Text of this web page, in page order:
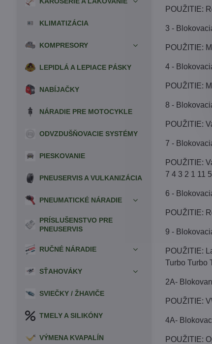
POUŽITIE:
3 -
POUŽITIE:
4 -
POUŽITIE:
8 -
POUŽITIE:
7 -
POUŽITIE:
7 4 3 2 1 11
6 -
POUŽITIE:
9 -
POUŽITIE:
Turbo Turbo
2A-
POUŽITIE:
4A-
POUŽITIE:
KLIMATIZÁCIA
KOMPRESORY
LEPIDLÁ A LEPIACE PÁSKY
NABÍJAČKY
NÁRADIE PRE MOTOCYKLE
ODVZDUŠŇOVACIE SYSTÉMY
PIESKOVANIE
PNEUSERVIS A VULKANIZÁCIA
PNEUMATICKÉ NÁRADIE
PRÍSLUŠENSTVO PRE
PNEUSERVIS
RUČNÉ NÁRADIE
SŤAHOVÁKY
SVIEČKY / ŽHAVIČE
TMELY A SILIKÓNY
VÝMENA KVAPALÍN